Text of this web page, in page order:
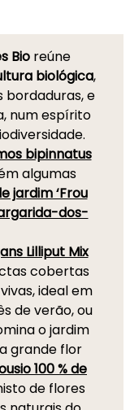
Bio reúne
biológica,
bordaduras, e
num espírito
bipinnatus
algumas
jardim ‘Frou
dos-
Lilliput Mix
cobertas
ideal em
de verão, ou
o jardim
grande flor
100 % de
de flores